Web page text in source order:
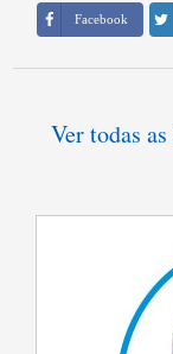
Facebook
Ver todas